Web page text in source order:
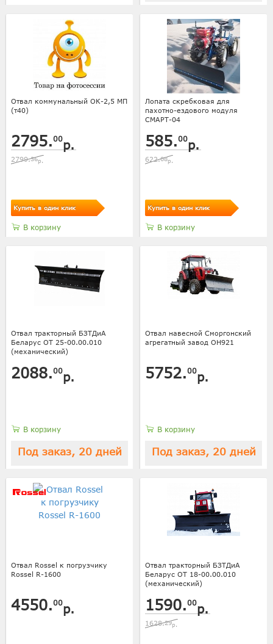
Отвал коммунальный ОК-2,5 МП
(т40)
2795.00р.
2799.36р.
Купить в один клик
В корзину
Лопата скребковая для
пахотно-ездового модуля
СМАРТ-04
585.00р.
622.08р.
Купить в один клик
В корзину
Отвал тракторный БЗТДиА
Беларус ОТ 25-00.00.010
(механический)
2088.00р.
В корзину
Под заказ, 20 дней
Отвал навесной Сморгонский
агрегатный завод ОН921
5752.00р.
В корзину
Под заказ, 20 дней
Отвал Rossel к погрузчику
Rossel R-1600
4550.00р.
Отвал тракторный БЗТДиА
Беларус ОТ 18-00.00.010
(механический)
1590.00р.
1628.29р.